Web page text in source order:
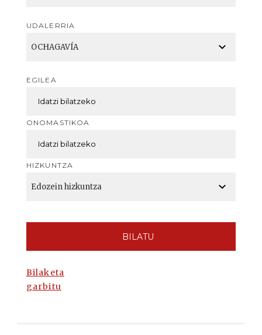
UDALERRIA
EGILEA
ONOMASTIKOA
HIZKUNTZA
BILATU
Bilaketa
garbitu